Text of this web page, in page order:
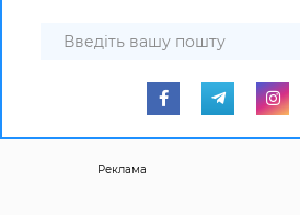
Реклама